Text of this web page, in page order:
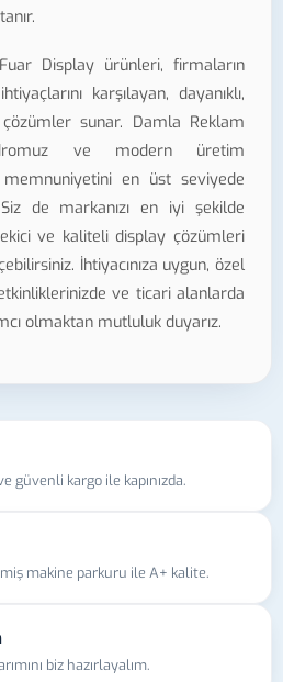
Display ürünleri, firmaların
karşılayan, dayanıklı,
sunar. Damla Reklam
ve modern üretim
en üst seviyede
de markanızı en iyi şekilde
ve kaliteli display çözümleri
İhtiyacınıza uygun, özel
ve ticari alanlarda
olmaktan mutluluk duyarız.
güvenli kargo ile kapınızda.
makine parkuru ile A+ kalite.
biz hazırlayalım.